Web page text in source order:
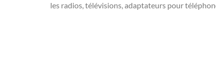
les radios, télévisions, adaptateurs pour